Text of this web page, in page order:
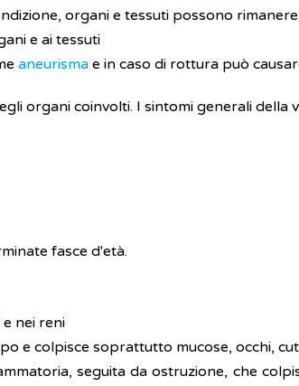
organi e tessuti possono
e ai tessuti
aneurismae in caso di rottura può
organi coinvolti. I sintomi generali della
fasce d'età.
nei reni
e colpisce soprattutto mucose, occhi,
seguita da ostruzione, che